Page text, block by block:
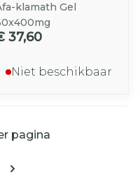
klamath Gel
37,60
Niet beschikbaar
momenteel pagina
pagina